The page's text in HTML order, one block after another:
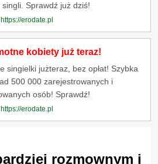
Sprawdź już dziś!
https://erodate.pl
kobiety już teraz!
singielki jużteraz, bez opłat! Szybka
500 000 zarejestrowanych i
osób! Sprawdź!
https://erodate.pl
rozmownym i